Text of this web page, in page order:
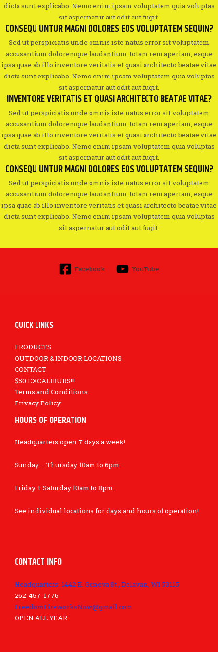
dicta sunt explicabo. Nemo enim ipsam voluptatem quia voluptas
sit aspernatur aut odit aut fugit.
CONSEQU UNTUR MAGNI DOLORES EOS VOLUPTATEM SEQUIN?
Sed ut perspiciatis unde omnis iste natus error sit voluptatem
accusantium doloremque laudantium, totam rem aperiam, eaque
ipsa quae ab illo inventore veritatis et quasi architecto beatae vitae
dicta sunt explicabo. Nemo enim ipsam voluptatem quia voluptas
sit aspernatur aut odit aut fugit.
INVENTORE VERITATIS ET QUASI ARCHITECTO BEATAE VITAE?
Sed ut perspiciatis unde omnis iste natus error sit voluptatem
accusantium doloremque laudantium, totam rem aperiam, eaque
ipsa quae ab illo inventore veritatis et quasi architecto beatae vitae
dicta sunt explicabo. Nemo enim ipsam voluptatem quia voluptas
sit aspernatur aut odit aut fugit.
CONSEQU UNTUR MAGNI DOLORES EOS VOLUPTATEM SEQUIN?
Sed ut perspiciatis unde omnis iste natus error sit voluptatem
accusantium doloremque laudantium, totam rem aperiam, eaque
ipsa quae ab illo inventore veritatis et quasi architecto beatae vitae
dicta sunt explicabo. Nemo enim ipsam voluptatem quia voluptas
sit aspernatur aut odit aut fugit.
Facebook YouTube
QUICK LINKS
PRODUCTS
OUTDOOR & INDOOR LOCATIONS
CONTACT
$50 EXCALIBURS!!!
Terms and Conditions
Privacy Policy
HOURS OF OPERATION
Headquarters open 7 days a week!
Sunday – Thursday 10am to 6pm.
Friday + Saturday 10am to 8pm.
See individual locations for days and hours of operation!
CONTACT INFO
Headquarters: 1442 E. Geneva St., Delavan, WI 53115
262-457-1776
FreedomFireworksNow@gmail.com
OPEN ALL YEAR